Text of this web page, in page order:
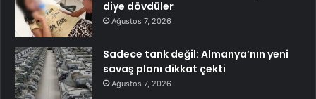
diye dövdüler
Ağustos 7, 2026
Sadece tank değil: Almanya’nın yeni
savaş planı dikkat çekti
Ağustos 7, 2026